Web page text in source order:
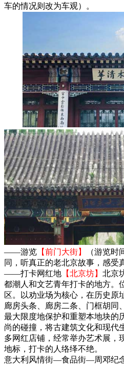
车的情况则改为车观）。
——游览 【前门大街】
（游览时
同，听真正的老北京故事，感受
——打卡网红地 【北京坊】 北京
都潮人和文艺青年打卡的地方。
区。以劝业场为核心，在历史原
廊房头条、廊房二条、门框胡同
最大限度地保护和重塑本地块的
尚的碰撞，将古建筑文化和现代
多网红店铺，经常举办艺术展，
地标，打卡的人络绎不绝。
意大利风情街—食品街—周邓纪